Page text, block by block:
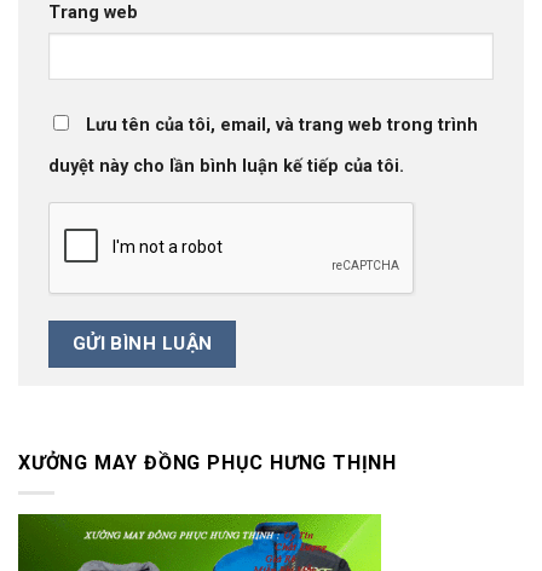
Trang web
Lưu tên của tôi, email, và trang web trong trình
duyệt này cho lần bình luận kế tiếp của tôi.
XƯỞNG MAY ĐỒNG PHỤC HƯNG THỊNH